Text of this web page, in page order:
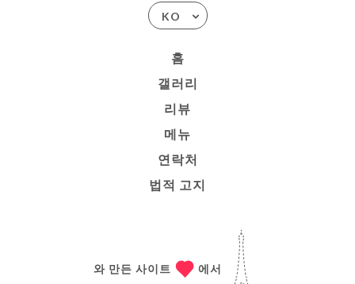
KO
홈
갤러리
리뷰
메뉴
연락처
법적 고지
와 만든 사이트 에서